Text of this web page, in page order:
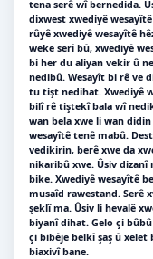
tena serê wî bernedida.
dixwest xwediyê
rûyê xwediyê wesayîtê
weke serî bû, xwediyê
bi her du aliyan vekir û
nedibû. Wesayît bi rê ve
tu tişt nedihat. Xwediyê
bilî rê tiştekî bala wî
wan bela xwe li wan
wesayîtê tenê mabû.
vedikirin, berê xwe da
nikaribû xwe. Ûsiv dizanî
bike. Xwediyê wesayîtê
musaîd rawestand. Serê
şeklî ma. Ûsiv li hevalê
biyanî dihat. Gelo çi
çi bibêje belkî şaş û xelet
biaxivî bane.